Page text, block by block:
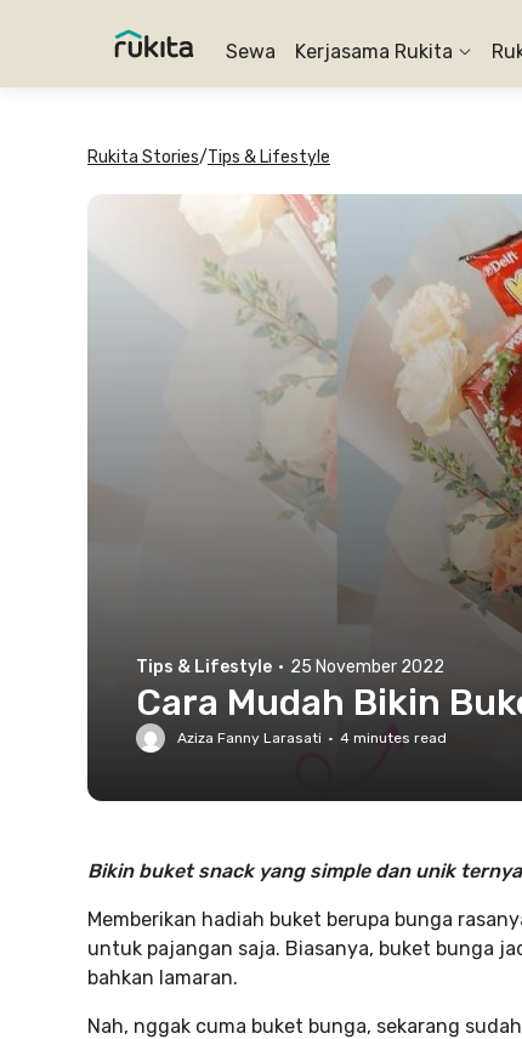
Sewa Kerjasama Rukita
Rukita Stories/Tips & Lifestyle
Tips & Lifestyle · 25 November 2022
Cara Mudah Bikin
Aziza Fanny Larasati · 4 minutes read
Bikin buket snack yang simple dan unik
Memberikan hadiah buket berupa bunga
untuk pajangan saja. Biasanya, buket bunga
bahkan lamaran.
Nah, nggak cuma buket bunga, sekarang